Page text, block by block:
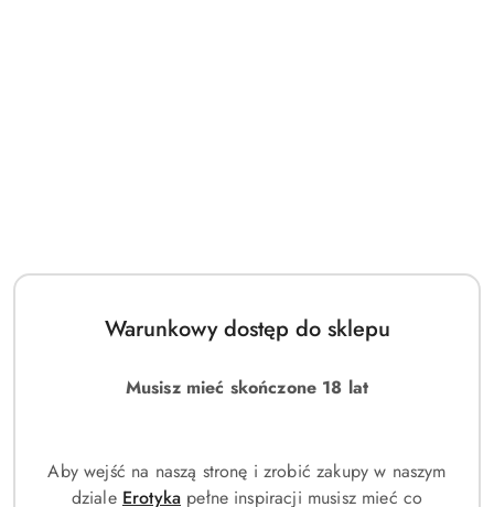
Warunkowy dostęp do sklepu
Musisz mieć skończone 18 lat
Aby wejść na naszą stronę i zrobić zakupy w naszym
dziale Erotyka pełne inspiracji musisz mieć co